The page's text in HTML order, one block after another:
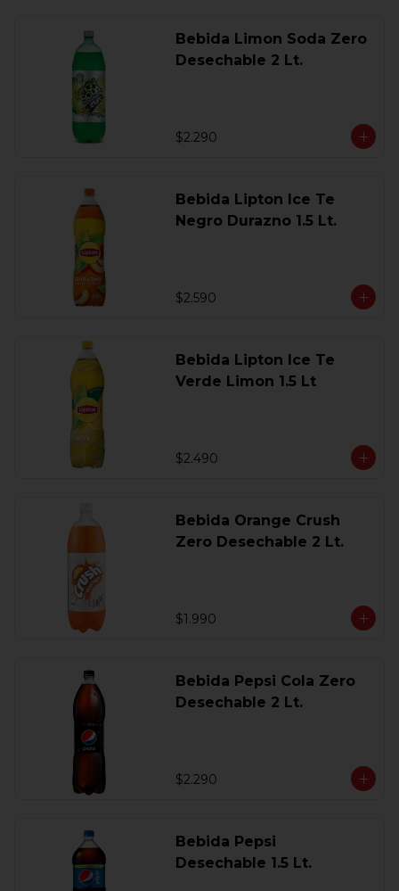
Bebida Limon Soda Zero
Desechable 2 Lt.
$2.290
Bebida Lipton Ice Te
Negro Durazno 1.5 Lt.
$2.590
Bebida Lipton Ice Te
Verde Limon 1.5 Lt
$2.490
Bebida Orange Crush
Zero Desechable 2 Lt.
$1.990
Bebida Pepsi Cola Zero
Desechable 2 Lt.
$2.290
Bebida Pepsi
Desechable 1.5 Lt.